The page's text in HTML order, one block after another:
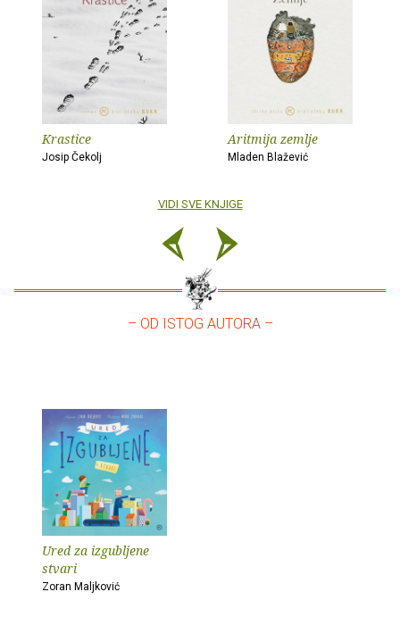
Krastice
Josip Čekolj
Aritmija zemlje
Mladen Blažević
VIDI SVE KNJIGE
– OD ISTOG AUTORA –
Ured za izgubljene
stvari
Zoran Maljković